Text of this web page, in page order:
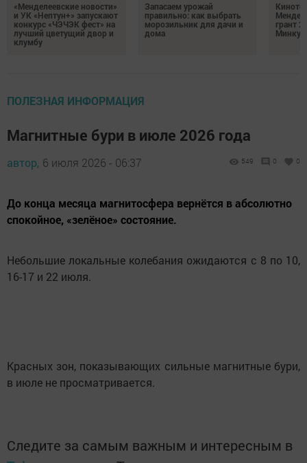
«Менделеевские новости»
и УК «Нептун+» запускают
конкурс «ЧЭЧЭК фест» на
лучший цветущий двор и
клумбу
Запасаем урожай
правильно: как выбрать
морозильник для дачи и
дома
грант
ПОЛЕЗНАЯ ИНФОРМАЦИЯ
Магнитные бури в июле 2026 года
автор, 6 июля 2026 - 06:37 549 0 0
До конца месяца магнитосфера вернётся в абсолютно
спокойное, «зелёное» состояние.
Небольшие локальные колебания ожидаются с 8 по 10,
16-17 и 22 июля.
Красных зон, показывающих сильные магнитные бури,
в июле не просматривается.
Следите за самым важным и интересным в